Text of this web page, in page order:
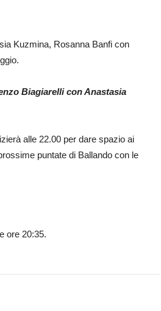
Kuzmina, Rosanna Banfi con
Biagiarelli con Anastasia
alle 22.00 per dare spazio ai
puntate di Ballando con le
ore 20:35.